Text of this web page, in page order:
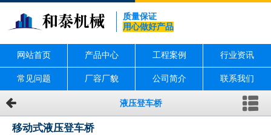
质量保证
用心做好产品
网站首页 产品中心 工程案例 行业资讯
常见问题 厂容厂貌 公司简介 联系我们
液压登车桥
移动式液压登车桥